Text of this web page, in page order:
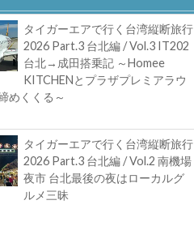
タイガーエアで行く台湾縦断旅行
2026 Part.3 台北編 / Vol.3 IT202
台北→成田搭乗記 ～Homee
KITCHENとプラザプレミアラウ
めくくる～
タイガーエアで行く台湾縦断旅行
2026 Part.3 台北編 / Vol.2 南機場
夜市 台北最後の夜はローカルグ
ルメ三昧